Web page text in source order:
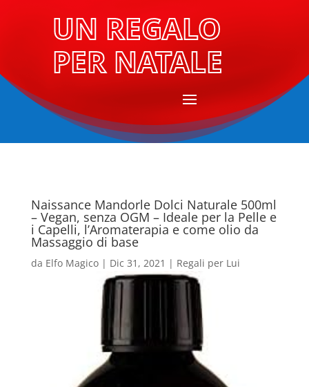
UN REGALO
PER NATALE
Naissance Mandorle Dolci Naturale 500ml
– Vegan, senza OGM – Ideale per la Pelle e
i Capelli, l’Aromaterapia e come olio da
Massaggio di base
da Elfo Magico| Dic 31, 2021 | Regali per Lui